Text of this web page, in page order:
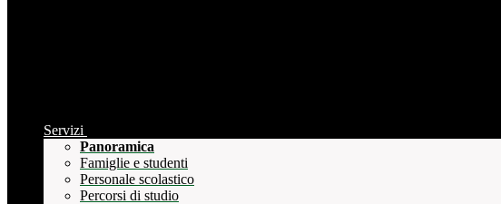
Servizi
Panoramica
Famiglie e studenti
Personale scolastico
Percorsi di studio